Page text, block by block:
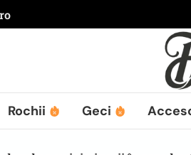
Rochii Geci